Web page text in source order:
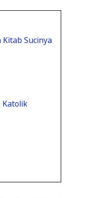
Sucinya
Katolik